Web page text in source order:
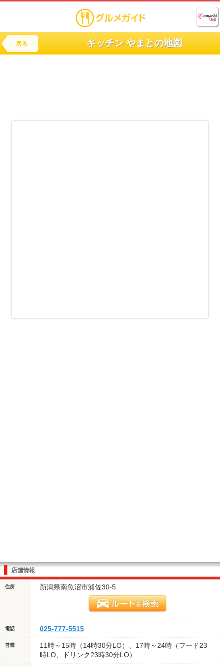
戻る キッチン やまとの地図
店舗情報
住所 新潟県南魚沼市浦佐30-5
電話 025-777-5515
営業
11時～15時（14時30分LO）、17時～24時（フード23
時LO、ドリンク23時30分LO）